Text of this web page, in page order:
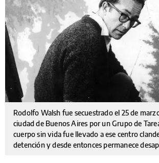
Rodolfo Walsh fue secuestrado el 25 de
ciudad de Buenos Aires por un Grupo de
cuerpo sin vida fue llevado a ese centro
detención y desde entonces permanece